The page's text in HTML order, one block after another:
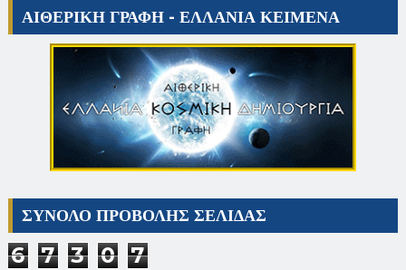
ΑΙΘΕΡΙΚΗ ΓΡΑΦΗ - ΕΛΛΑΝΙΑ ΚΕΙΜΕΝΑ
ΣΥΝΟΛΟ ΠΡΟΒΟΛΗΣ ΣΕΛΙΔΑΣ
6 7 3 0 7